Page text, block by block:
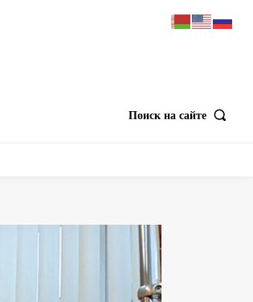
Поиск на сайте